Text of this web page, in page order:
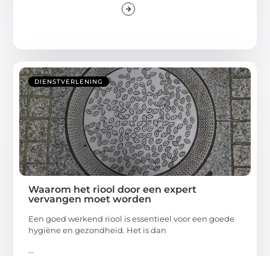
DIENSTVERLENING
Waarom het riool door een expert
vervangen moet worden
Een goed werkend riool is essentieel voor een goede
hygiëne en gezondheid. Het is dan
...